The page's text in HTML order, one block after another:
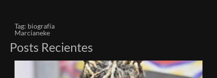
Tag: biografía
Marcianeke
Posts Recientes